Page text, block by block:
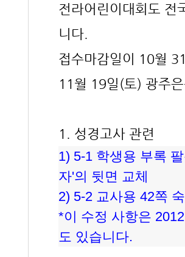
전라어린이대회도 전
니다.
접수마감일이 10월
11월 19일(토) 광주
1. 성경고사 관련
1) 5-1 학생용 부록
자'의 뒷면 교체
2) 5-2 교사용 42쪽
*이 수정 사항은
도 있습니다.